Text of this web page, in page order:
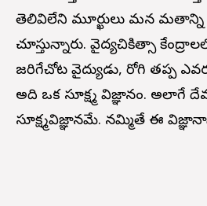
తెలివిలేని మూర్ఖులు మన మతాన్ని
చూస్తున్నారు. వైద్యచికిత్సా
జరిగేచోట వైద్యుడు, రోగి తప్ప
అది ఒక సూక్ష్మ విజ్ఞానం. అలాగే
సూక్ష్మవిజ్ఞానమే. నమ్మితే ఈ